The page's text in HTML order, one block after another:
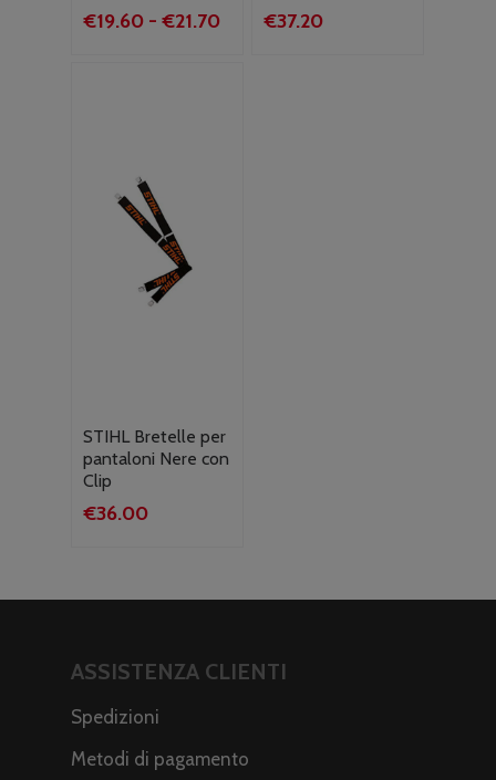
€19.60 - €21.70Fascia
€37.20
STIHL Bretelle per
pantaloni Nere con
Clip
€36.00
ASSISTENZA CLIENTI
Spedizioni
Metodi di pagamento